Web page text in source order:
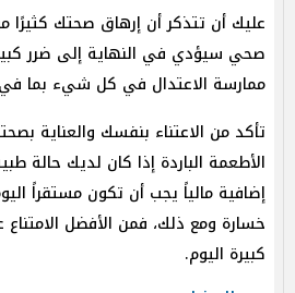
عليك أن تتذكر أن إرهاق صحتك كثيرًا
صحي سيؤدي في النهاية إلى ضرر
ممارسة الاعتدال في كل شيء بما في
تأكد من الاعتناء بنفسك والعناية
الأطعمة الباردة إذا كان لديك حالة
إضافية مالياً يجب أن تكون مستقراً
خسارة ومع ذلك، فمن الأفضل الامتناع
كبيرة اليوم.